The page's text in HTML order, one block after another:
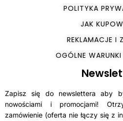
POLITYKA
JAK
REKLAMACJE I
OGÓLNE
Zapisz się do newslettera aby
nowościami i promocjami!
zamówienie (oferta nie łączy się z